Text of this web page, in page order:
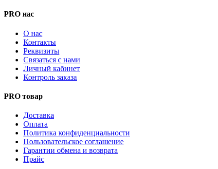
PRO нас
О нас
Контакты
Реквизиты
Связаться с нами
Личный кабинет
Контроль заказа
PRO товар
Доставка
Оплата
Политика конфиденциальности
Пользовательское соглашение
Гарантии обмена и возврата
Прайс